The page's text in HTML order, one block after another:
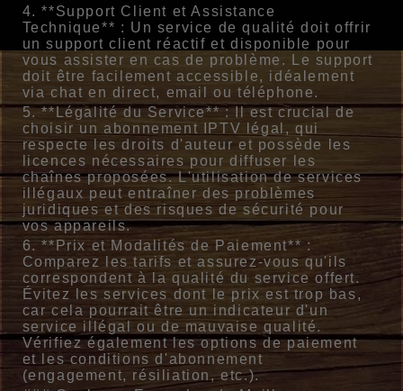
4. **Support Client et Assistance
Technique** : Un service de qualité doit offrir
un support client réactif et disponible pour
vous assister en cas de problème. Le support
doit être facilement accessible, idéalement
via chat en direct, email ou téléphone.
5. **Légalité du Service** : Il est crucial de
choisir un abonnement IPTV légal, qui
respecte les droits d'auteur et possède les
licences nécessaires pour diffuser les
chaînes proposées. L'utilisation de services
illégaux peut entraîner des problèmes
juridiques et des risques de sécurité pour
vos appareils.
6. **Prix et Modalités de Paiement** :
Comparez les tarifs et assurez-vous qu'ils
correspondent à la qualité du service offert.
Évitez les services dont le prix est trop bas,
car cela pourrait être un indicateur d'un
service illégal ou de mauvaise qualité.
Vérifiez également les options de paiement
et les conditions d'abonnement
(engagement, résiliation, etc.).